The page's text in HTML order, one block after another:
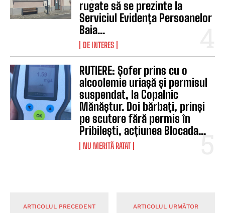
rugate să se prezinte la
Serviciul Evidența Persoanelor
Baia...
DE INTERES
RUTIERE: Șofer prins cu o
alcoolemie uriașă și permisul
suspendat, la Copalnic
Mănăștur. Doi bărbați, prinși
pe scutere fără permis în
Pribilești, acțiunea Blocada...
NU MERITĂ RATAT
ARTICOLUL PRECEDENT ARTICOLUL URMĂTOR